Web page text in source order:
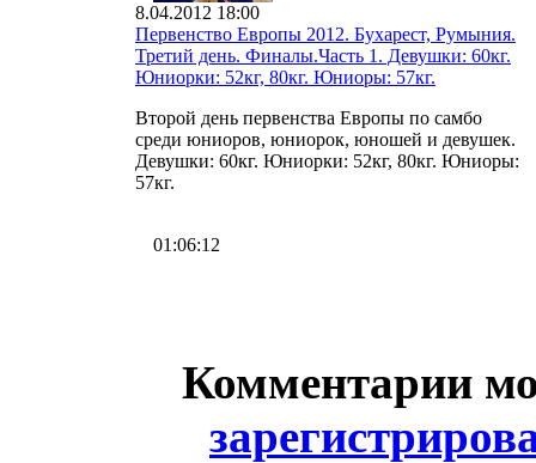
8.04.2012 18:00
Первенство Европы 2012. Бухарест, Румыния.
Третий день. Финалы.Часть 1. Девушки: 60кг.
Юниорки: 52кг, 80кг. Юниоры: 57кг.
Второй день первенства Европы по самбо
среди юниоров, юниорок, юношей и девушек.
Девушки: 60кг. Юниорки: 52кг, 80кг. Юниоры:
57кг.
01:06:12
Комментарии